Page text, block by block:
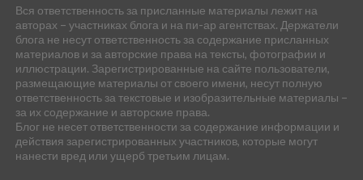
Вся ответственность за присланные материалы лежит на
авторах – участниках блога и на пи-ар агентствах. Держатели
блога не несут ответственность за содержание присланных
материалов и за авторские права на тексты, фотографии и
иллюстрации. Зарегистрированные на сайте пользователи,
размещающие материалы от своего имени, несут полную
ответственность за текстовые и изобразительные материалы –
за их содержание и авторские права.
Блог не несет ответственности за содержание информации и
действия зарегистрированных участников, которые могут
нанести вред или ущерб третьим лицам.